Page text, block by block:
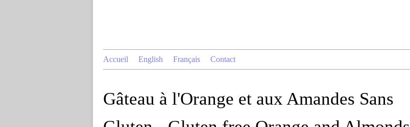
Accueil English Français Contact
Gâteau à l'Orange et aux Amandes Sans